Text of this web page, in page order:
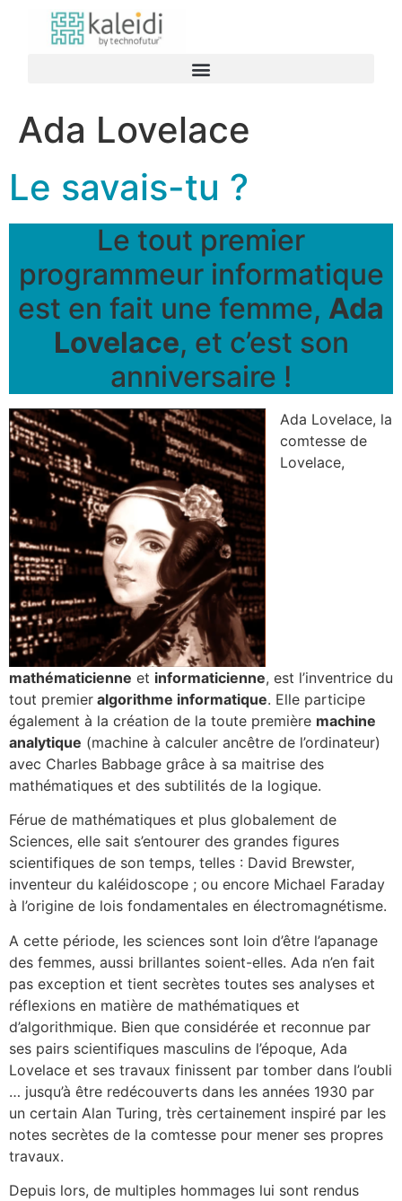
Ada Lovelace
Le savais-tu ?
Le tout premier
programmeur informatique
est en fait une femme, Ada
Lovelace, et c’est son
anniversaire !
Ada Lovelace, la
comtesse de
Lovelace,
mathématicienne et informaticienne, est l’inventrice du
tout premier algorithme informatique. Elle participe
également à la création de la toute première machine
analytique (machine à calculer ancêtre de l’ordinateur)
avec Charles Babbage grâce à sa maitrise des
mathématiques et des subtilités de la logique.
Férue de mathématiques et plus globalement de
Sciences, elle sait s’entourer des grandes figures
scientifiques de son temps, telles : David Brewster,
inventeur du kaléidoscope ; ou encore Michael Faraday
à l’origine de lois fondamentales en électromagnétisme.
A cette période, les sciences sont loin d’être l’apanage
des femmes, aussi brillantes soient-elles. Ada n’en fait
pas exception et tient secrètes toutes ses analyses et
réflexions en matière de mathématiques et
d’algorithmique. Bien que considérée et reconnue par
ses pairs scientifiques masculins de l’époque, Ada
Lovelace et ses travaux finissent par tomber dans l’oubli
… jusqu’à être redécouverts dans les années 1930 par
un certain Alan Turing, très certainement inspiré par les
notes secrètes de la comtesse pour mener ses propres
travaux.
Depuis lors, de multiples hommages lui sont rendus